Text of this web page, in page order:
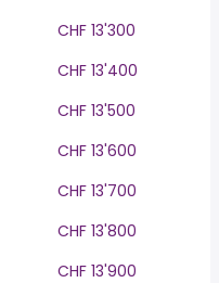
CHF 13'300
CHF 13'400
CHF 13'500
CHF 13'600
CHF 13'700
CHF 13'800
CHF 13'900